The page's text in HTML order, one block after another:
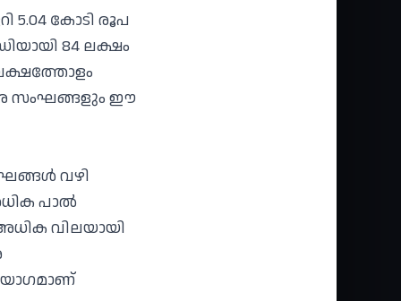
5.04 കോടി രൂപ
84 ലക്ഷം
സംഘങ്ങളും ഈ
വഴി
പാല്‍
വിലയായി